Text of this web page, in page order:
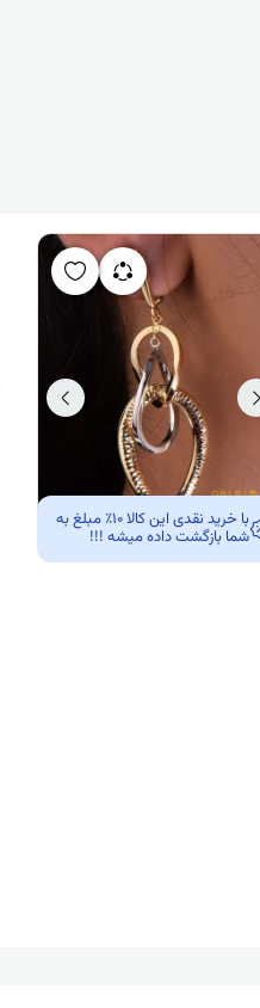
با خرید نقدی این کالا 10٪ مبلغ به
شما بازگشت داده میشه !!!